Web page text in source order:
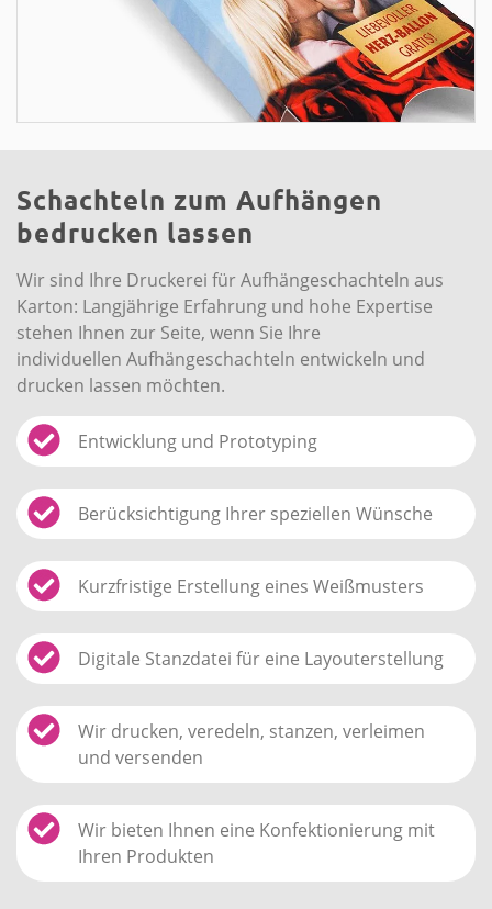
Schachteln zum Aufhängen
bedrucken lassen
Wir sind Ihre Druckerei für Aufhängeschachteln aus
Karton: Langjährige Erfahrung und hohe Expertise
stehen Ihnen zur Seite, wenn Sie Ihre
individuellen Aufhängeschachteln entwickeln und
drucken lassen möchten.
Entwicklung und Prototyping
Berücksichtigung Ihrer speziellen Wünsche
Kurzfristige Erstellung eines Weißmusters
Digitale Stanzdatei für eine Layouterstellung
Wir drucken, veredeln, stanzen, verleimen
und versenden
Wir bieten Ihnen eine Konfektionierung mit
Ihren Produkten